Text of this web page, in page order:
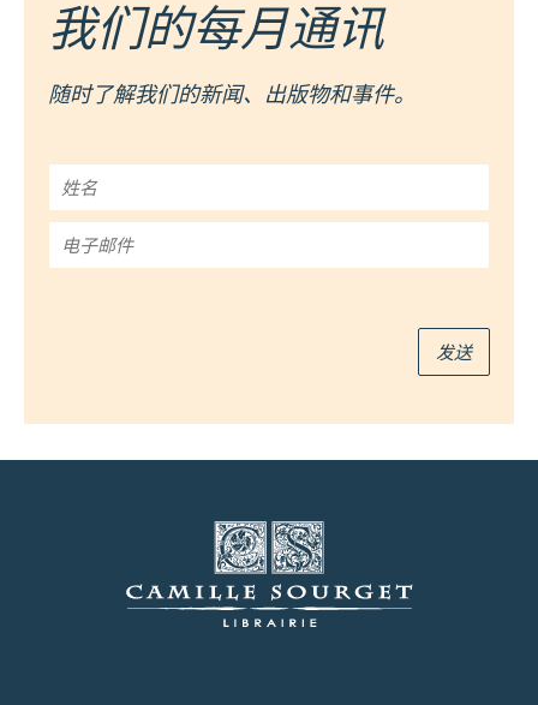
我们的每月通讯
随时了解我们的新闻、出版物和事件。
名
*电
子
发送